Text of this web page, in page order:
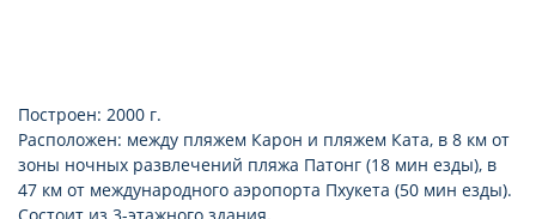
Построен: 2000 г.
Расположен: между пляжем Карон и пляжем Ката, в 8 км от
зоны ночных развлечений пляжа Патонг (18 мин езды), в
47 км от международного аэропорта Пхукета (50 мин езды).